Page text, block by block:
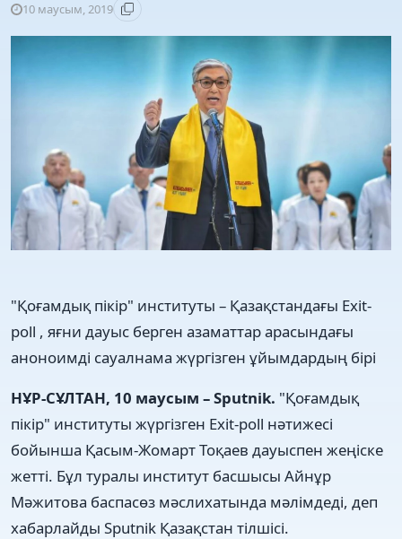
10 маусым, 2019
"Қоғамдық пікір" институты – Қазақстандағы Exit-
poll , яғни дауыс берген азаматтар арасындағы
аноноимді сауалнама жүргізген ұйымдардың бірі
НҰР-СҰЛТАН, 10 маусым – Sputnik. "Қоғамдық
пікір" институты жүргізген Exit-poll нәтижесі
бойынша Қасым-Жомарт Тоқаев дауыспен жеңіске
жетті. Бұл туралы институт басшысы Айнұр
Мәжитова баспасөз мәслихатында мәлімдеді, деп
хабарлайды Sputnik Қазақстан тілшісі.